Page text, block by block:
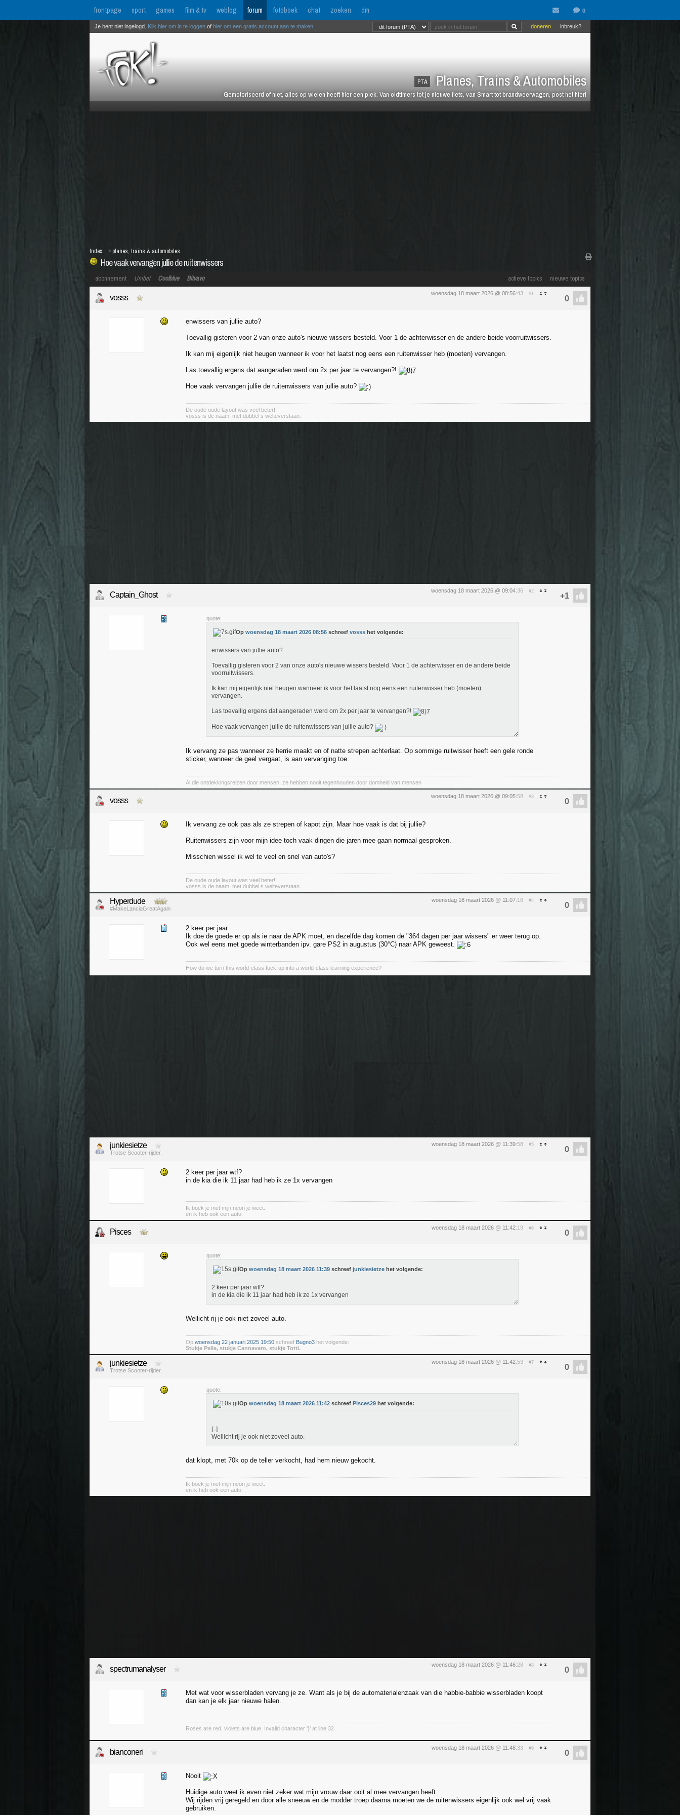
frontpage sport games film & tv weblog forum fotoboek chat zoeken dm
PTA Planes, Trains & Automobiles
Gemotoriseerd of niet, alles op wielen heeft hier een plek. Van oldtimers tot je nieuwe fiets, van Smart tot brandweerwagen, post het hier!
inbreuk?
doneren
Je bent niet ingelogd. Klik hier om in te loggen of hier om een gratis account aan te maken
Hoe vaak vervangen jullie de ruitenwissers
Index » planes, trains & automobiles
actieve topics nieuwe topics
abonnement Unibet Coolblue Bitvavo
woensdag 18 maart 2026 @ 08:56:43 #1
vosss
enwissers van jullie auto?
Toevallig gisteren voor 2 van onze auto's nieuwe wissers besteld. Voor 1 de achterwisser en de andere beide voorruitwissers.
Ik kan mij eigenlijk niet heugen wanneer ik voor het laatst nog eens een ruitenwisser heb (moeten) vervangen.
Las toevallig ergens dat aangeraden werd om 2x per jaar te vervangen?!
Hoe vaak vervangen jullie de ruitenwissers van jullie auto?
De oude oude layout was veel beter!!
vosss is de naam, met dubbel s welteverstaan.
woensdag 18 maart 2026 @ 09:04:36 #2
Captain_Ghost
quote:
Op woensdag 18 maart 2026 08:56 schreef vosss het volgende:
enwissers van jullie auto?
Toevallig gisteren voor 2 van onze auto's nieuwe wissers besteld. Voor 1 de achterwisser en de andere beide
voorruitwissers.
Ik kan mij eigenlijk niet heugen wanneer ik voor het laatst nog eens een ruitenwisser heb (moeten)
vervangen.
Las toevallig ergens dat aangeraden werd om 2x per jaar te vervangen?!
Hoe vaak vervangen jullie de ruitenwissers van jullie auto?
Ik vervang ze pas wanneer ze herrie maakt en of natte strepen achterlaat. Op sommige ruitwisser heeft een gele ronde
sticker, wanneer de geel vergaat, is aan vervanging toe.
Al die ontdekkingsreizen door mensen, ze hebben nooit tegenhouden door domheid van mensen
woensdag 18 maart 2026 @ 09:05:58 #3
vosss
Ik vervang ze ook pas als ze strepen of kapot zijn. Maar hoe vaak is dat bij jullie?
Ruitenwissers zijn voor mijn idee toch vaak dingen die jaren mee gaan normaal gesproken.
Misschien wissel ik wel te veel en snel van auto's?
De oude oude layout was veel beter!!
vosss is de naam, met dubbel s welteverstaan.
woensdag 18 maart 2026 @ 11:07:16 #4
Hyperdude
#MakeLanciaGreatAgain
2 keer per jaar.
Ik doe de goede er op als ie naar de APK moet, en dezelfde dag komen de "364 dagen per jaar wissers" er weer terug op.
Ook wel eens met goede winterbanden ipv. gare PS2 in augustus (30°C) naar APK geweest.
How do we turn this world-class fuck-up into a world-class learning experience?
woensdag 18 maart 2026 @ 11:39:58 #5
junkiesietze
Trotse Scooter-rijder.
2 keer per jaar wtf?
in de kia die ik 11 jaar had heb ik ze 1x vervangen
Ik boek je met mijn neon je weet.
en ik heb ook een auto.
woensdag 18 maart 2026 @ 11:42:19 #6
Pisces
quote:
Op woensdag 18 maart 2026 11:39 schreef junkiesietze het volgende:
2 keer per jaar wtf?
in de kia die ik 11 jaar had heb ik ze 1x vervangen
Wellicht rij je ook niet zoveel auto.
Op woensdag 22 januari 2025 19:50 schreef Bugno3 het volgende:
Stukje Pelle, stukje Cannavaro, stukje Totti.
woensdag 18 maart 2026 @ 11:42:53 #7
junkiesietze
Trotse Scooter-rijder.
quote:
Op woensdag 18 maart 2026 11:42 schreef Pisces29 het volgende:
[..]
Wellicht rij je ook niet zoveel auto.
dat klopt, met 70k op de teller verkocht, had hem nieuw gekocht.
Ik boek je met mijn neon je weet.
en ik heb ook een auto.
woensdag 18 maart 2026 @ 11:46:28 #8
spectrumanalyser
Met wat voor wisserbladen vervang je ze. Want als je bij de automaterialenzaak van die habbie-babbie wisserbladen koopt
dan kan je elk jaar nieuwe halen.
Roses are red, violets are blue. Invalid character '}' at line 32
woensdag 18 maart 2026 @ 11:48:33 #9
bianconeri
Nooit
Huidige auto weet ik even niet zeker wat mijn vrouw daar ooit al mee vervangen heeft.
Wij rijden vrij geregeld en door alle sneeuw en de modder troep daarna moeten we de ruitenwissers eigenlijk ook wel vrij vaak
gebruiken.